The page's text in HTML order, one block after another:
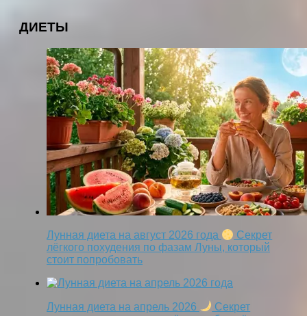
ДИЕТЫ
Лунная диета на август 2026 года
Секрет
лёгкого похудения по фазам Луны, который
стоит попробовать
Лунная диета на апрель 2026
Секрет